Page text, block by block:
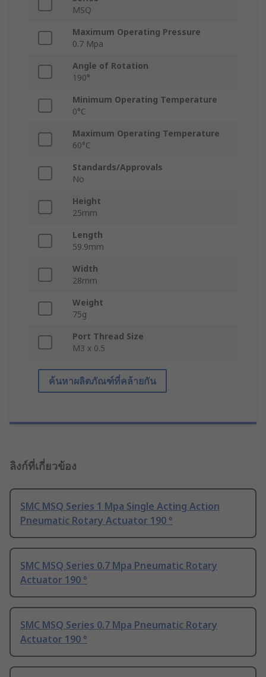
MSQ
Maximum Operating Pressure
0.7 Mpa
Angle of Rotation
190°
Minimum Operating Temperature
0°C
Maximum Operating Temperature
60°C
Standards/Approvals
No
Height
25mm
Length
59.9mm
Width
28mm
Weight
75g
Port Thread Size
M3 x 0.5
ค้นหาผลิตภัณฑ์ที่คล้ายกัน
ลิงก์ที่เกี่ยวข้อง
SMC MSQ Series 1 Mpa Single Acting Action
Pneumatic Rotary Actuator 190 °
SMC MSQ Series 0.7 Mpa Pneumatic Rotary
Actuator 190 °
SMC MSQ Series 0.7 Mpa Pneumatic Rotary
Actuator 190 °